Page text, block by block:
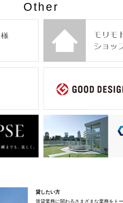
Other
貸したい方
賃貸業務に関わるさまざまな業務をト